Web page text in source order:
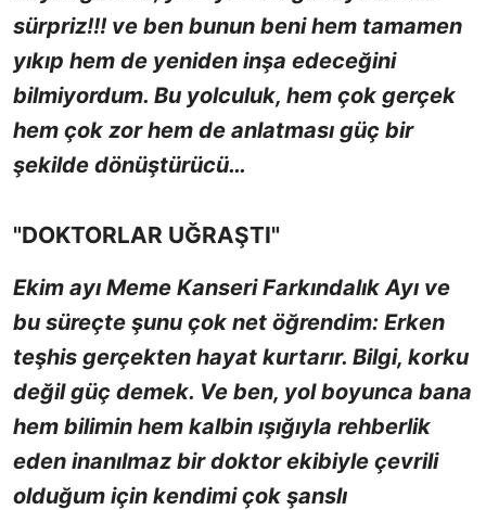
sürpriz!!! ve ben bunun beni hem tamamen
yıkıp hem de yeniden inşa edeceğini
bilmiyordum. Bu yolculuk, hem çok gerçek
hem çok zor hem de anlatması güç bir
şekilde dönüştürücü…
"DOKTORLAR UĞRAŞTI"
Ekim ayı Meme Kanseri Farkındalık Ayı ve
bu süreçte şunu çok net öğrendim: Erken
teşhis gerçekten hayat kurtarır. Bilgi, korku
değil güç demek. Ve ben, yol boyunca bana
hem bilimin hem kalbin ışığıyla rehberlik
eden inanılmaz bir doktor ekibiyle çevrili
olduğum için kendimi çok şanslı